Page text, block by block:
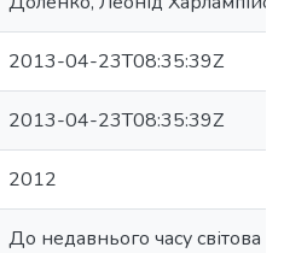
2013-04-23T08:35:39Z
2013-04-23T08:35:39Z
2012
До недавнього часу світова